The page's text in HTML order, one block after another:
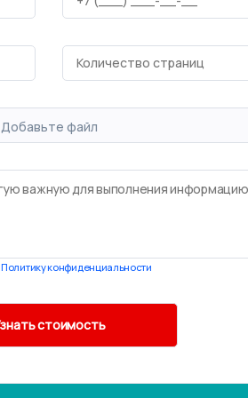
Добавьте файл
Политику конфиденциальности